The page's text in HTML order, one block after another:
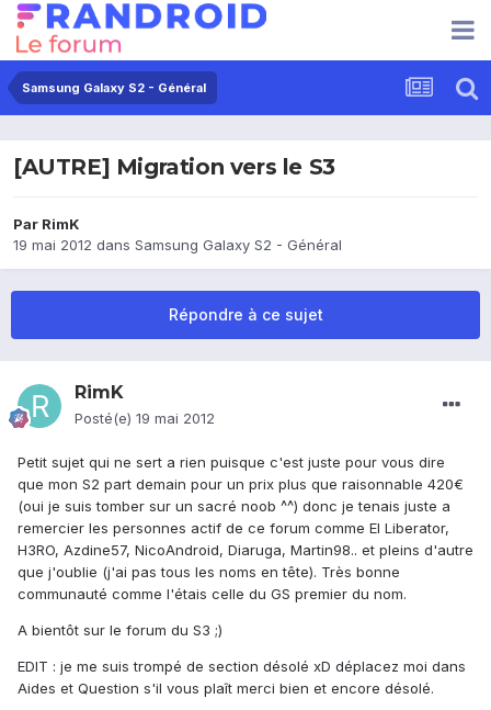
Samsung Galaxy S2 - Général
[AUTRE] Migration vers le S3
Par RimK
19 mai 2012 dans Samsung Galaxy S2 - Général
Répondre à ce sujet
RimK
Posté(e) 19 mai 2012
Petit sujet qui ne sert a rien puisque c'est juste pour vous dire
que mon S2 part demain pour un prix plus que raisonnable 420€
(oui je suis tomber sur un sacré noob ^^) donc je tenais juste a
remercier les personnes actif de ce forum comme El Liberator,
H3RO, Azdine57, NicoAndroid, Diaruga, Martin98.. et pleins d'autre
que j'oublie (j'ai pas tous les noms en tête). Très bonne
communauté comme l'étais celle du GS premier du nom.
A bientôt sur le forum du S3 ;)
EDIT : je me suis trompé de section désolé xD déplacez moi dans
Aides et Question s'il vous plaît merci bien et encore désolé.